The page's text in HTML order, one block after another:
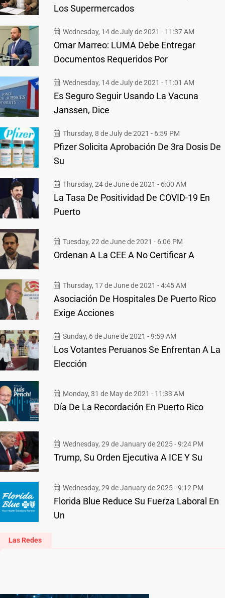
Los Supermercados
Wednesday, 14 de July de 2021 - 11:37 AM
Omar Marreo: LUMA Debe Entregar
Documentos Requeridos Por
Wednesday, 14 de July de 2021 - 11:01 AM
Es Seguro Seguir Usando La Vacuna
Janssen, Dice
Thursday, 8 de July de 2021 - 6:59 PM
Pfizer Solicita Aprobación De 3ra Dosis De
Su
Thursday, 24 de June de 2021 - 6:00 AM
La Tasa De Positividad De COVID-19 En
Puerto
Tuesday, 22 de June de 2021 - 6:06 PM
Ordenan A La CEE A No Certificar A
Thursday, 17 de June de 2021 - 4:45 AM
Asociación De Hospitales De Puerto Rico
Exige Acciones
Sunday, 6 de June de 2021 - 9:59 AM
Los Votantes Peruanos Se Enfrentan A La
Elección
Monday, 31 de May de 2021 - 11:33 AM
Día De La Recordación En Puerto Rico
Wednesday, 29 de January de 2025 - 9:24 PM
Trump, Su Orden Ejecutiva A ICE Y Su
Wednesday, 29 de January de 2025 - 9:12 PM
Florida Blue Reduce Su Fuerza Laboral En
Un
Las Redes